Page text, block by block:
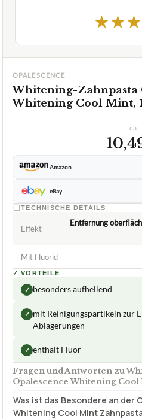
★★★
OPALESCENCE
Whitening-Zahnpasta
Whitening Cool Mint,
ca.
Amazon
eBay
TECHNISCHE DETAILS
Effekt
Entfernung
Mit Fluorid
✓ VORTEILE
✓ besonders aufhellend
✓ mit Reinigungspartikeln zur
Ablagerungen
✓ enthält Fluor
Fragen und Antworten zu
Opalescence Whitening Cool
Was ist das Besondere an der
Whitening Cool Mint